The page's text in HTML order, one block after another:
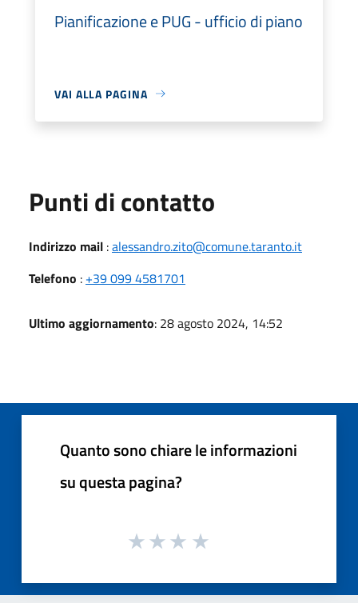
Pianificazione e PUG - ufficio di piano
VAI ALLA PAGINA
Punti di contatto
Indirizzo mail :alessandro.zito@comune.taranto.it
Telefono : +39 099 4581701
Ultimo aggiornamento: 28 agosto 2024, 14:52
Quanto sono chiare le informazioni
su questa pagina?